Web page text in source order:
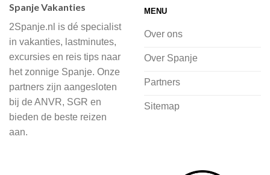
of je nu wilt relaxen op het strand,
cultuur wilt ontdekken of avontuur zoekt
in de natuur.
Bij 2Spanje.nl begint de voorpret al
voordat je het vliegtuig instapt, door
inspiratie op te doen over dit zonnige
vliegvakantie zoeken en boeken bij
Spanje Vakanties
2Spanje.nl is dé specialist
in vakanties, lastminutes,
excursies en reis tips naar
het zonnige Spanje. Onze
partners zijn aangesloten
bij de ANVR, SGR en
bieden de beste reizen
aan.
MENU
Over ons
Over Spanje
Partners
Sitemap